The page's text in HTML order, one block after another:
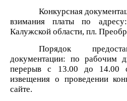
Конкурсная
взимания платы по
Калужской области, пл.
Порядок
документации: по рабочим
перерыв с 13.00 до 14.00
извещения о проведении
сайте.